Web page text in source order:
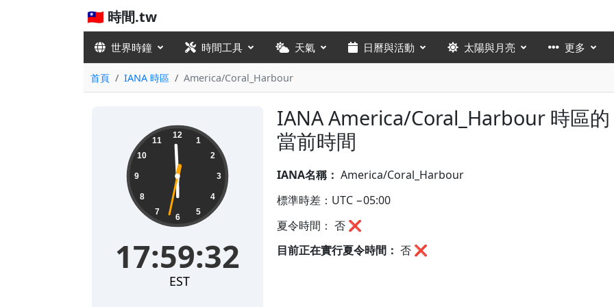
🇹🇼 時間.tw
世界時鐘 時間工具 天氣 日曆與活動 太陽與月亮 更多
首頁 IANA 時區 America/Coral_Harbour
IANA America/Coral_Harbour 時區的
當前時間
17:59:32 12
1
2
3
4
5
6
7
8
9
10
11
17:59:32
EST
IANA名稱： America/Coral_Harbour
標準時差：UTC −05:00
夏令時間： 否 ❌
目前正在實行夏令時間： 否 ❌